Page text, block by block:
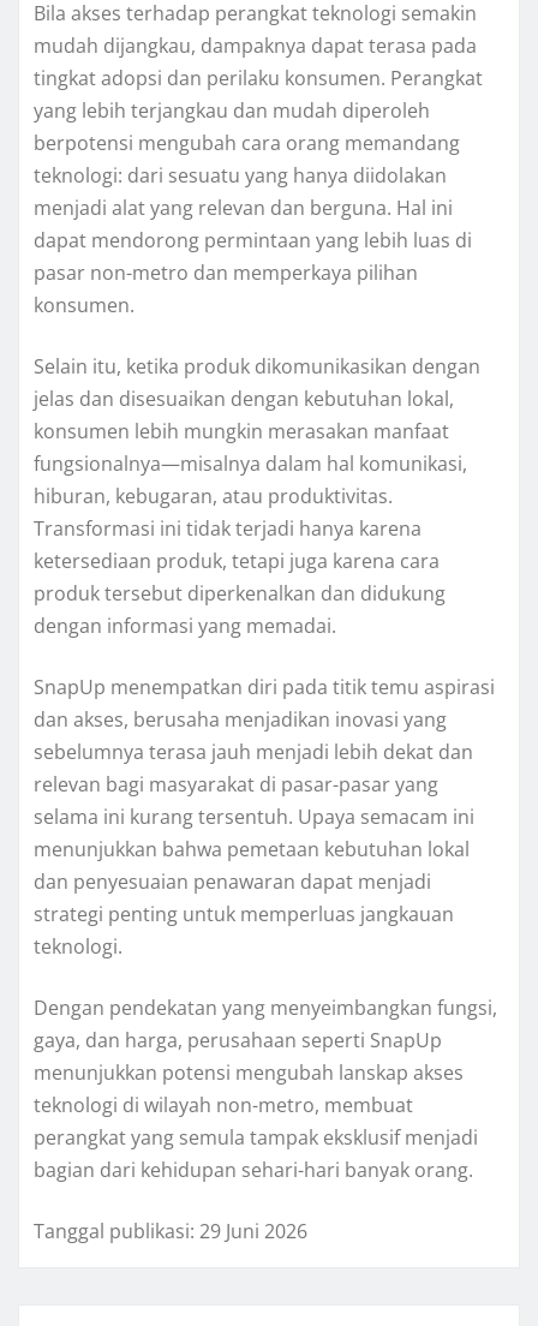
Bila akses terhadap perangkat teknologi semakin
mudah dijangkau, dampaknya dapat terasa pada
tingkat adopsi dan perilaku konsumen. Perangkat
yang lebih terjangkau dan mudah diperoleh
berpotensi mengubah cara orang memandang
teknologi: dari sesuatu yang hanya diidolakan
menjadi alat yang relevan dan berguna. Hal ini
dapat mendorong permintaan yang lebih luas di
pasar non-metro dan memperkaya pilihan
konsumen.
Selain itu, ketika produk dikomunikasikan dengan
jelas dan disesuaikan dengan kebutuhan lokal,
konsumen lebih mungkin merasakan manfaat
fungsionalnya—misalnya dalam hal komunikasi,
hiburan, kebugaran, atau produktivitas.
Transformasi ini tidak terjadi hanya karena
ketersediaan produk, tetapi juga karena cara
produk tersebut diperkenalkan dan didukung
dengan informasi yang memadai.
SnapUp menempatkan diri pada titik temu aspirasi
dan akses, berusaha menjadikan inovasi yang
sebelumnya terasa jauh menjadi lebih dekat dan
relevan bagi masyarakat di pasar-pasar yang
selama ini kurang tersentuh. Upaya semacam ini
menunjukkan bahwa pemetaan kebutuhan lokal
dan penyesuaian penawaran dapat menjadi
strategi penting untuk memperluas jangkauan
teknologi.
Dengan pendekatan yang menyeimbangkan fungsi,
gaya, dan harga, perusahaan seperti SnapUp
menunjukkan potensi mengubah lanskap akses
teknologi di wilayah non-metro, membuat
perangkat yang semula tampak eksklusif menjadi
bagian dari kehidupan sehari-hari banyak orang.
Tanggal publikasi: 29 Juni 2026